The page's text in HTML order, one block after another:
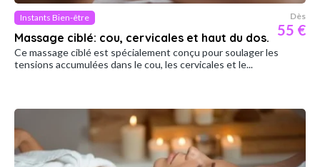
Instants Bien-être
Massage ciblé: cou, cervicales et haut du dos.
Dès
55 €
Ce massage ciblé est spécialement conçu pour soulager les
tensions accumulées dans le cou, les cervicales et le...